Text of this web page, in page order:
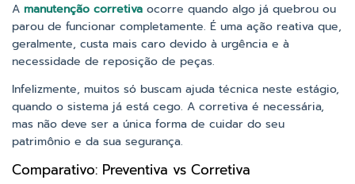
A manutenção corretiva ocorre quando algo já quebrou ou
parou de funcionar completamente. É uma ação reativa que,
geralmente, custa mais caro devido à urgência e à
necessidade de reposição de peças.
Infelizmente, muitos só buscam ajuda técnica neste estágio,
quando o sistema já está cego. A corretiva é necessária,
mas não deve ser a única forma de cuidar do seu
patrimônio e da sua segurança.
Comparativo: Preventiva vs Corretiva